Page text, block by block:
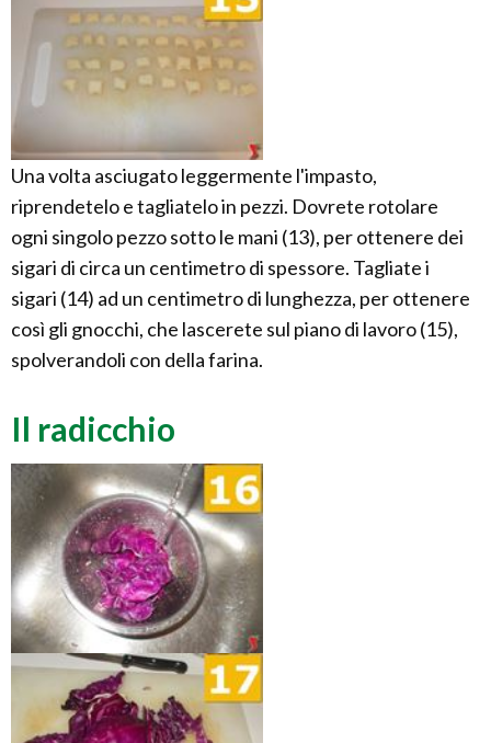
Una volta asciugato leggermente l'impasto,
riprendetelo e tagliatelo in pezzi. Dovrete rotolare
ogni singolo pezzo sotto le mani (13), per ottenere dei
sigari di circa un centimetro di spessore. Tagliate i
sigari (14) ad un centimetro di lunghezza, per ottenere
così gli gnocchi, che lascerete sul piano di lavoro (15),
spolverandoli con della farina.
Il radicchio